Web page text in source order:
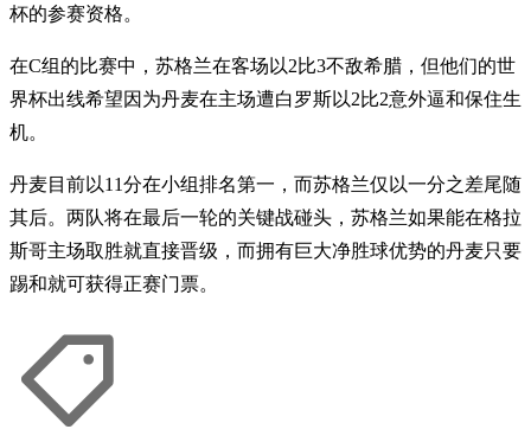
杯的参赛资格。
在C组的比赛中，苏格兰在客场以2比3不敌希腊，但他们的世
界杯出线希望因为丹麦在主场遭白罗斯以2比2意外逼和保住生
机。
丹麦目前以11分在小组排名第一，而苏格兰仅以一分之差尾随
其后。两队将在最后一轮的关键战碰头，苏格兰如果能在格拉
斯哥主场取胜就直接晋级，而拥有巨大净胜球优势的丹麦只要
踢和就可获得正赛门票。